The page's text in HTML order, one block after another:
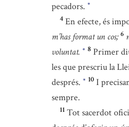
pecadors. *
4 En efecte, és
m’has format un cos; 6
voluntat. * 8 Primer
les que prescriu la
després. * 10 I
sempre.
11 Tot sacerdot